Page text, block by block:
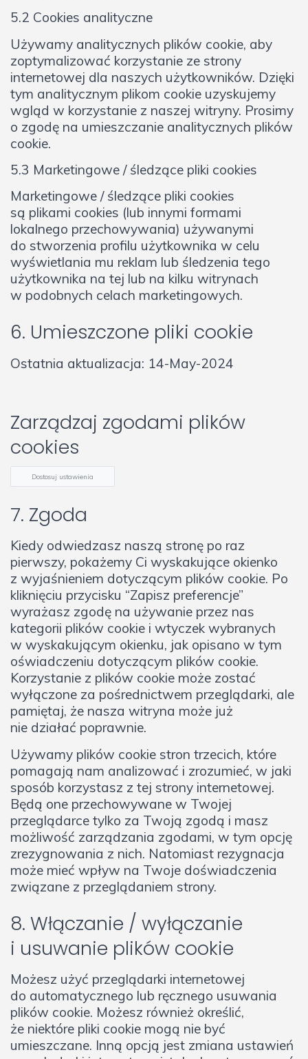
5.2 Cookies analityczne
Używamy analitycznych plików cookie, aby
zoptymalizować korzystanie ze strony
internetowej dla naszych użytkowników. Dzięki
tym analitycznym plikom cookie uzyskujemy
wgląd w korzystanie z naszej witryny. Prosimy
o zgodę na umieszczanie analitycznych plików
cookie.
5.3 Marketingowe / śledzące pliki cookies
Marketingowe / śledzące pliki cookies
są plikami cookies (lub innymi formami
lokalnego przechowywania) używanymi
do stworzenia profilu użytkownika w celu
wyświetlania mu reklam lub śledzenia tego
użytkownika na tej lub na kilku witrynach
w podobnych celach marketingowych.
6. Umieszczone pliki cookie
Ostatnia aktualizacja: 14-May-2024
Zarządzaj zgodami plików
cookies
Dostosuj ustawienia
7. Zgoda
Kiedy odwiedzasz naszą stronę po raz
pierwszy, pokażemy Ci wyskakujące okienko
z wyjaśnieniem dotyczącym plików cookie. Po
kliknięciu przycisku “Zapisz preferencje”
wyrażasz zgodę na używanie przez nas
kategorii plików cookie i wtyczek wybranych
w wyskakującym okienku, jak opisano w tym
oświadczeniu dotyczącym plików cookie.
Korzystanie z plików cookie może zostać
wyłączone za pośrednictwem przeglądarki, ale
pamiętaj, że nasza witryna może już
nie działać poprawnie.
Używamy plików cookie stron trzecich, które
pomagają nam analizować i zrozumieć, w jaki
sposób korzystasz z tej strony internetowej.
Będą one przechowywane w Twojej
przeglądarce tylko za Twoją zgodą i masz
możliwość zarządzania zgodami, w tym opcję
zrezygnowania z nich. Natomiast rezygnacja
może mieć wpływ na Twoje doświadczenia
związane z przeglądaniem strony.
8. Włączanie / wyłączanie
i usuwanie plików cookie
Możesz użyć przeglądarki internetowej
do automatycznego lub ręcznego usuwania
plików cookie. Możesz również określić,
że niektóre pliki cookie mogą nie być
umieszczane. Inną opcją jest zmiana ustawień